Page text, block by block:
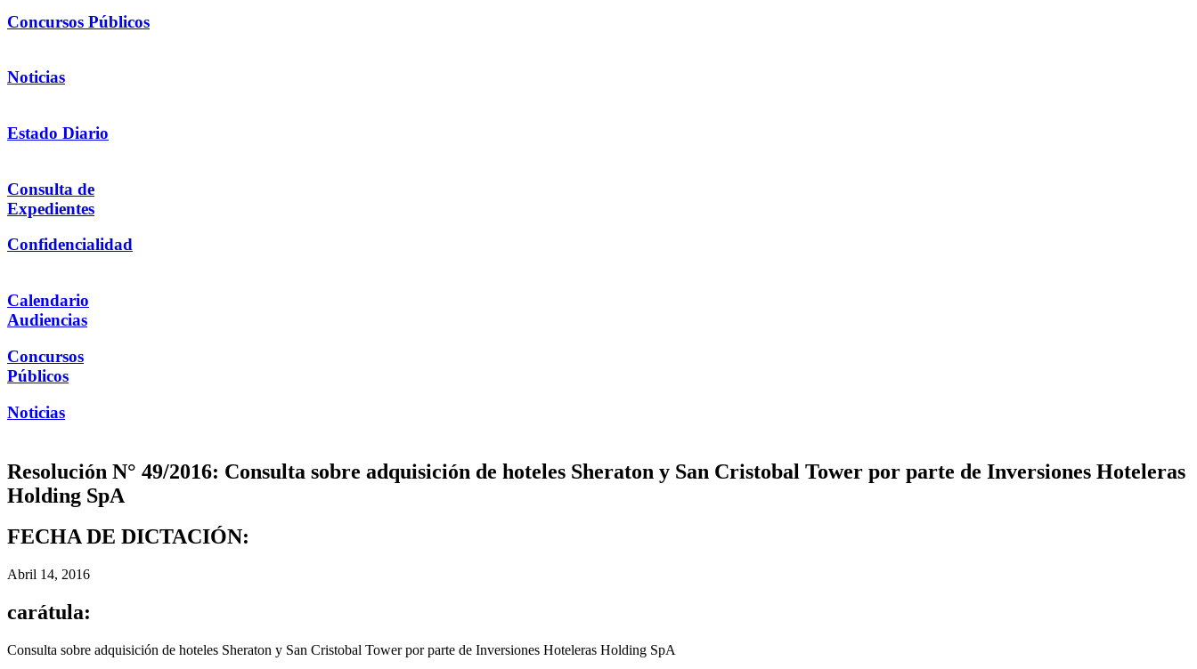
Concursos Públicos
Noticias
Estado Diario
Consulta de
Expedientes
Confidencialidad
Calendario
Audiencias
Concursos
Públicos
Noticias
Resolución N° 49/2016: Consulta sobre adquisición de hoteles Sheraton y San Cristobal Tower por parte de Inversiones Hoteleras
Holding SpA
FECHA DE DICTACIÓN:
Abril 14, 2016
carátula:
Consulta sobre adquisición de hoteles Sheraton y San Cristobal Tower por parte de Inversiones Hoteleras Holding SpA